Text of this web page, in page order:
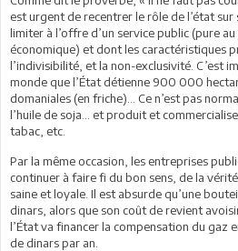
est urgent de recentrer le rôle de l’état sur
limiter à l’offre d’un service public (pure au
économique) et dont les caractéristiques
l’indivisibilité, et la non-exclusivité. C’est
monde que l’État détienne 900 000
domaniales (en friche)… Ce n’est pas
l’huile de soja… et produit et
tabac, etc.
Par la même occasion, les entreprises
continuer à faire fi du bon sens, de la
saine et loyale. Il est absurde qu’une
dinars, alors que son coût de revient
l’État va financer la compensation du gaz
de dinars par an.